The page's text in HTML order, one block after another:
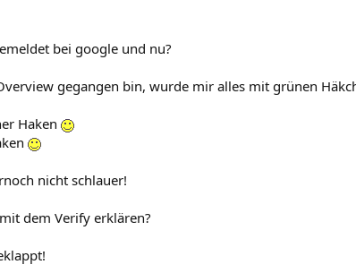
bei google und nu?
gegangen bin, wurde mir alles mit grünen
Haken
nicht schlauer!
dem Verify erklären?